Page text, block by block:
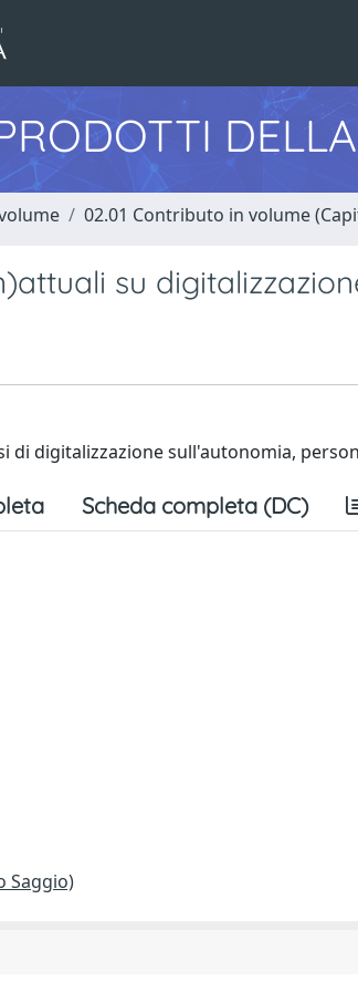
02.01 Contributo in volume
su
di digitalizzazione sull'autonomia,
Scheda completa (DC)
Saggio)